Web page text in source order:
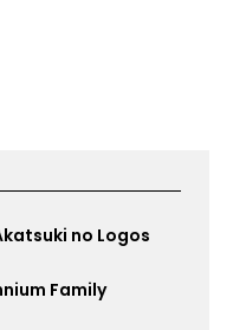
no Logos
Family